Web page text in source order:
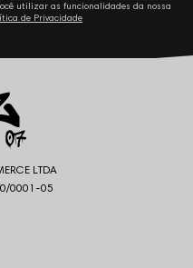
utilizar as funcionalidades da nossa
de Privacidade
LTDA
0001-05